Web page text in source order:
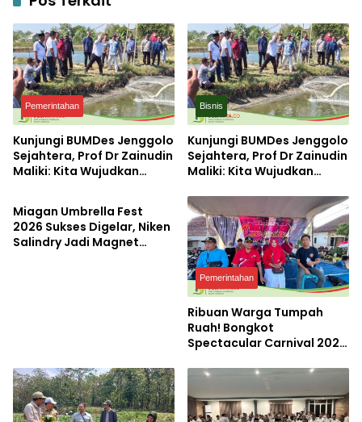
Pemerintahan
Kunjungi BUMDes Jenggolo
Sejahtera, Prof Dr Zainudin
Maliki: Kita Wujudkan
Bisnis
Kunjungi BUMDes Jenggolo
Sejahtera, Prof Dr Zainudin
Maliki: Kita Wujudkan
dengan Potensi Desa
Pemerintahan
Miagan Umbrella Fest
2026 Sukses Digelar, Niken
Salindry Jadi Magnet
Pemerintahan
Ribuan Warga Tumpah
Ruah! Bongkot
Spectacular Carnival 2026
Terbesar di Peterongan